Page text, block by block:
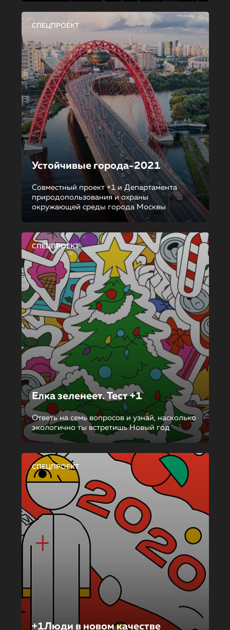
СПЕЦПРОЕКТ
Устойчивые города-2021
Совместный проект +1 и Департамента
природопользования и охраны
окружающей среды города Москвы
СПЕЦПРОЕКТ
Елка зеленеет. Тест +1
Ответь на семь вопросов и узнай, насколько
экологично ты встретишь Новый год
СПЕЦПРОЕКТ
+1Люди в новом качестве